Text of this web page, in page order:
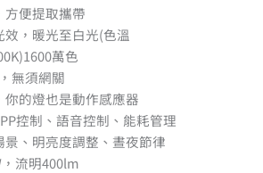
方便提取攜帶
效，暖光至白光(色溫
萬色
無須網關
你的燈也是動作感應器
控制、語音控制、能耗管理
景、明亮度調整、晝夜節律
流明400lm